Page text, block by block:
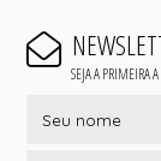
SEJA A PRIMEIRA A